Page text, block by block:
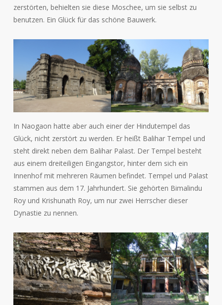
zerstörten, behielten sie diese Moschee, um sie selbst zu
benutzen. Ein Glück für das schöne Bauwerk.
In Naogaon hatte aber auch einer der Hindutempel das
Glück, nicht zerstört zu werden. Er heißt Balihar Tempel und
steht direkt neben dem Balihar Palast. Der Tempel besteht
aus einem dreiteiligen Eingangstor, hinter dem sich ein
Innenhof mit mehreren Räumen befindet. Tempel und Palast
stammen aus dem 17. Jahrhundert. Sie gehörten Bimalindu
Roy und Krishunath Roy, um nur zwei Herrscher dieser
Dynastie zu nennen.